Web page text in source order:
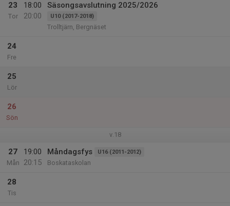
23
Tor
18:00
20:00
Säsongsavslutning 2025/2026
U10 (2017-2018)
Trolltjärn, Bergnäset
24
Fre
25
Lör
26
Sön
v.18
27
Mån
19:00
20:15
Måndagsfys U16 (2011-2012)
Boskataskolan
28
Tis